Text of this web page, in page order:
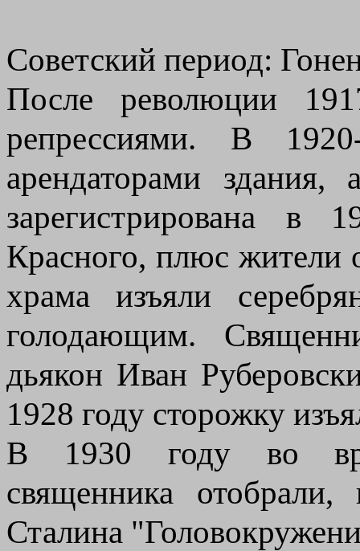
Советский период:
После революции
репрессиями. В
арендаторами
зарегистрирована в
Красного, плюс жители
храма изъяли
голодающим.
дьякон Иван
1928 году сторожку
В 1930 году во
священника
Сталина